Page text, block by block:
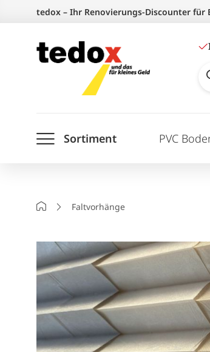
springen
tedox – Ihr Renovierungs-Discounter für
Sortiment PVC
StartseiteFaltvorhänge